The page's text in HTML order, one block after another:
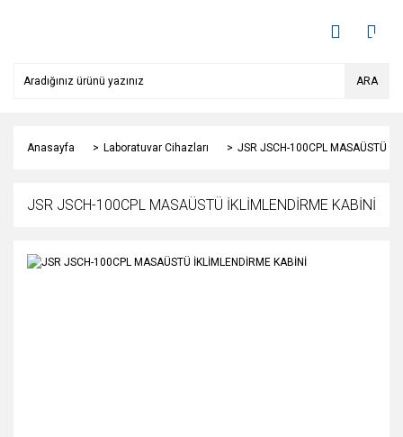
ARA
Anasayfa Laboratuvar Cihazları JSR JSCH-100CPL MASAÜSTÜ
JSR JSCH-100CPL MASAÜSTÜ İKLİMLENDİRME KABİNİ